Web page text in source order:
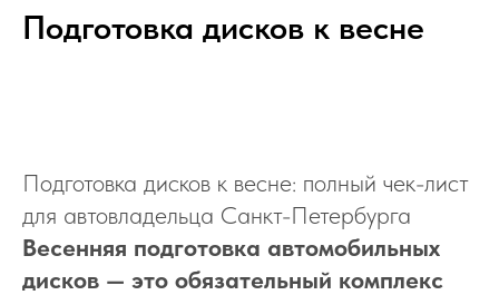
Подготовка дисков к весне
Подготовка дисков к весне: полный чек-лист
для автовладельца Санкт-Петербурга
Весенняя подготовка автомобильных
дисков — это обязательный комплекс